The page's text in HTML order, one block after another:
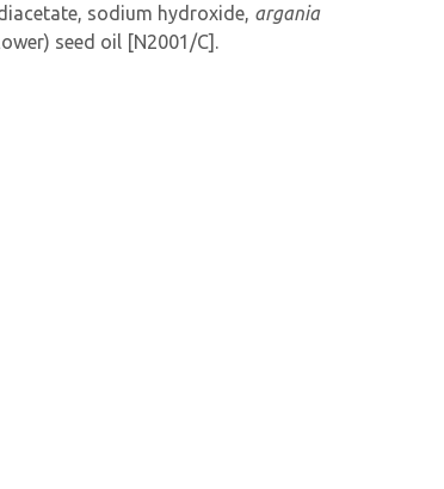
sodium hydroxide, argania
seed oil [N2001/C].